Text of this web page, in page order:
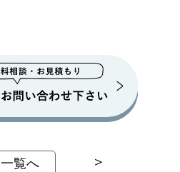
一覧へ ＞